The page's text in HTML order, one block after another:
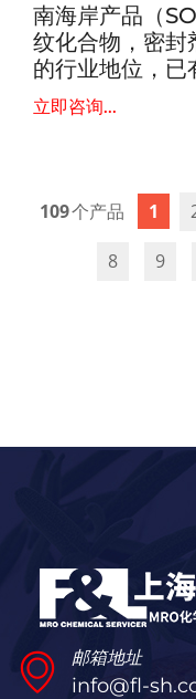
南海岸产品（
纹化合物，密封
的行业地位，已
立即咨询...
109 1
8 9
邮箱地址
info@fl-